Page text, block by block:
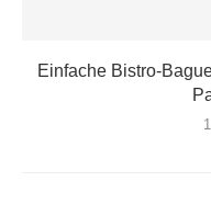
Einfache Bistro-